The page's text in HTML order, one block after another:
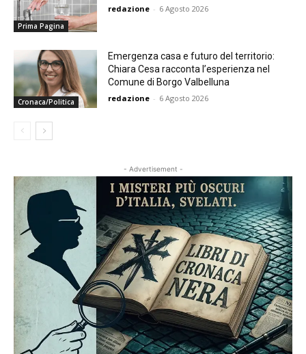
Prima Pagina
redazione - 6 Agosto 2026
Cronaca/Politica
Emergenza casa e futuro del territorio:
Chiara Cesa racconta l’esperienza nel
Comune di Borgo Valbelluna
redazione - 6 Agosto 2026
- Advertisement -